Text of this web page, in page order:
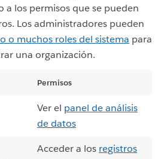
a los permisos que se pueden
Los administradores pueden
o muchos roles del sistema para
una organización.
Permisos
Ver el panel de análisis
de datos
Acceder a los registros